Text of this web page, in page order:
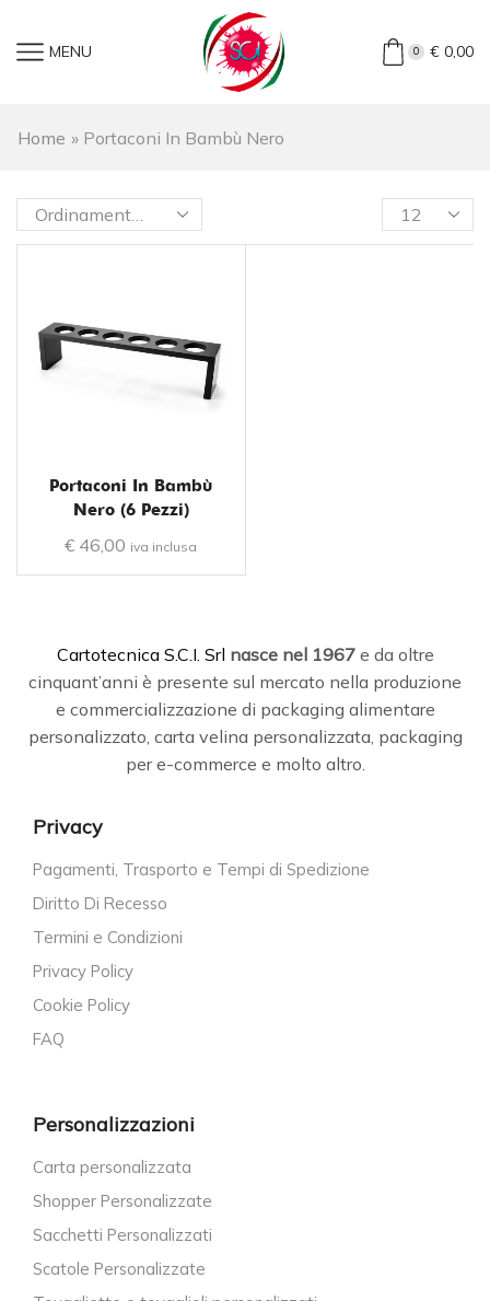
MENU 0 €0,00
Home » Portaconi In Bambù Nero
Portaconi In Bambù
Nero (6 Pezzi)
€ 46,00 iva inclusa
Cartotecnica S.C.I. Srl nasce nel 1967e da oltre
cinquant’anni è presente sul mercato nella produzione
e commercializzazione di packaging alimentare
personalizzato, carta velina personalizzata, packaging
per e-commerce e molto altro.
Privacy
Pagamenti, Trasporto e Tempi di Spedizione
Diritto Di Recesso
Termini e Condizioni
Privacy Policy
Cookie Policy
FAQ
Personalizzazioni
Carta personalizzata
Shopper Personalizzate
Sacchetti Personalizzati
Scatole Personalizzate